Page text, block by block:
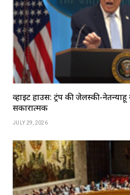
व्हाइट हाउस: ट्रंप की जेलेंस्की-
सकारात्मक
JULY 29, 2026